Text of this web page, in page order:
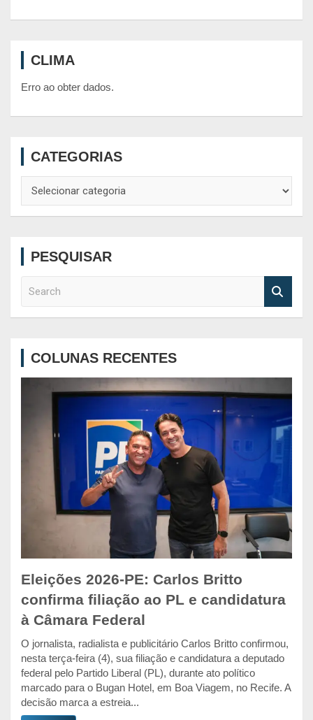
CLIMA
Erro ao obter dados.
CATEGORIAS
PESQUISAR
COLUNAS RECENTES
Eleições 2026-PE: Carlos Britto
confirma filiação ao PL e candidatura
à Câmara Federal
O jornalista, radialista e publicitário Carlos Britto confirmou,
nesta terça-feira (4), sua filiação e candidatura a deputado
federal pelo Partido Liberal (PL), durante ato político
marcado para o Bugan Hotel, em Boa Viagem, no Recife. A
decisão marca a estreia...